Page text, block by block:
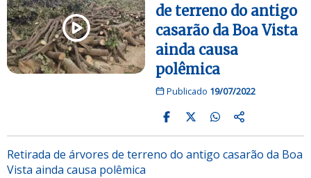
de terreno do antigo
casarão da Boa Vista
ainda causa
polêmica
Publicado 19/07/2022
Retirada de árvores de terreno do antigo casarão da Boa
Vista ainda causa polêmica